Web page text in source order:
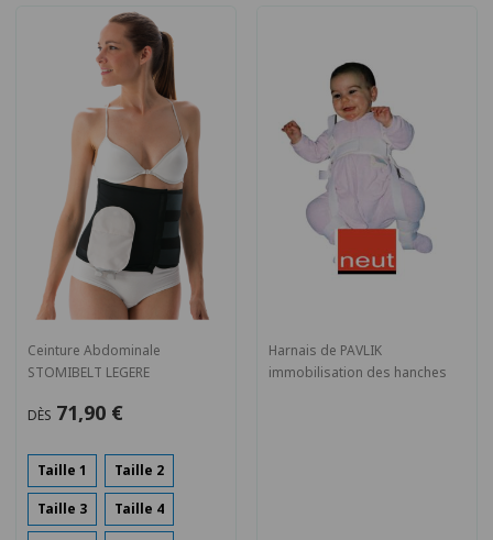
Ceinture Abdominale
STOMIBELT LEGERE
DÈS 71,90 €
Taille 1 Taille 2
Taille 3 Taille 4
Harnais de PAVLIK
immobilisation des hanches